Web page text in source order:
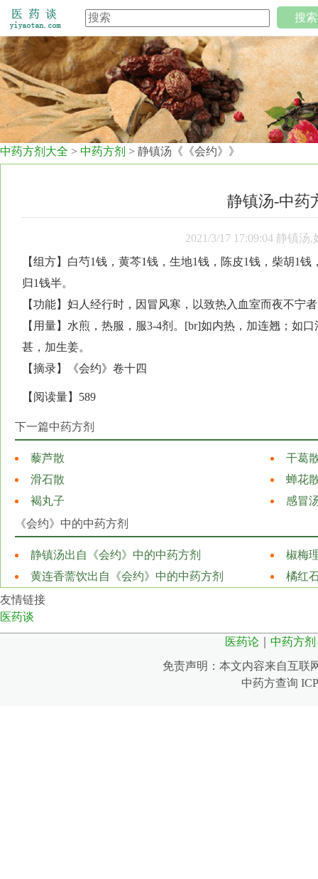
搜索
中药方剂大全 > 中药方剂 > 静镇汤《《会约》》
静镇汤-中药
2021/3/17 17:09:04 静镇
【组方】白芍1钱，黄芩1钱，生地1钱，陈皮1钱，柴胡1
归1钱半。
【功能】妇人经行时，因冒风寒，以致热入血室而夜不宁
【用量】水煎，热服，服3-4剂。[br]如内热，加连翘；如
甚，加生姜。
【摘录】《会约》卷十四
【阅读量】589
下一篇中药方剂
藜芦散
干葛
滑石散
蝉花
褐丸子
感冒
《会约》中的中药方剂
静镇汤出自《会约》中的中药方剂
椒梅
黄连香薷饮出自《会约》中的中药方剂
橘红
友情链接
医药谈
医药论 中药方剂
免责声明：本文内容来自互联
中药方查询